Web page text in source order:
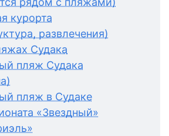
курорта
развлечения)
Судака
пляж Судака
пляж в Судаке
«Звездный»